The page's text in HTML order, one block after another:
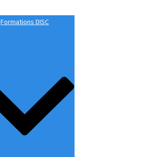
Formations DISC